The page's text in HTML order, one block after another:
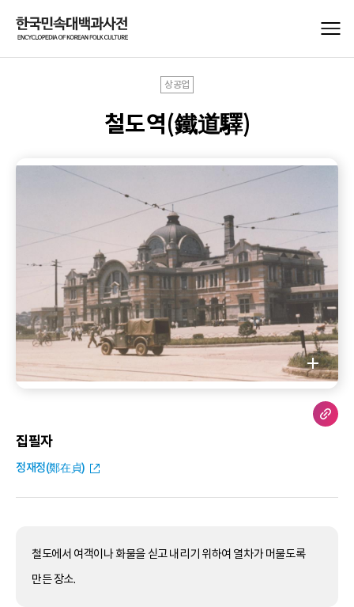
상공업
철도역(鐵道驛)
집필자
정재정(鄭在貞)
철도에서 여객이나 화물을 싣고 내리기 위하여 열차가 머물도록
만든 장소.